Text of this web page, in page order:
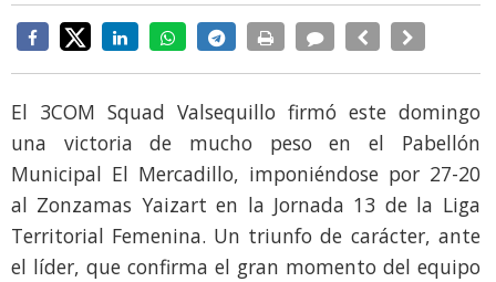
El 3COM Squad Valsequillo firmó este domingo
una victoria de mucho peso en el Pabellón
Municipal El Mercadillo, imponiéndose por 27-20
al Zonzamas Yaizart en la Jornada 13 de la Liga
Territorial Femenina. Un triunfo de carácter, ante
el líder, que confirma el gran momento del equipo